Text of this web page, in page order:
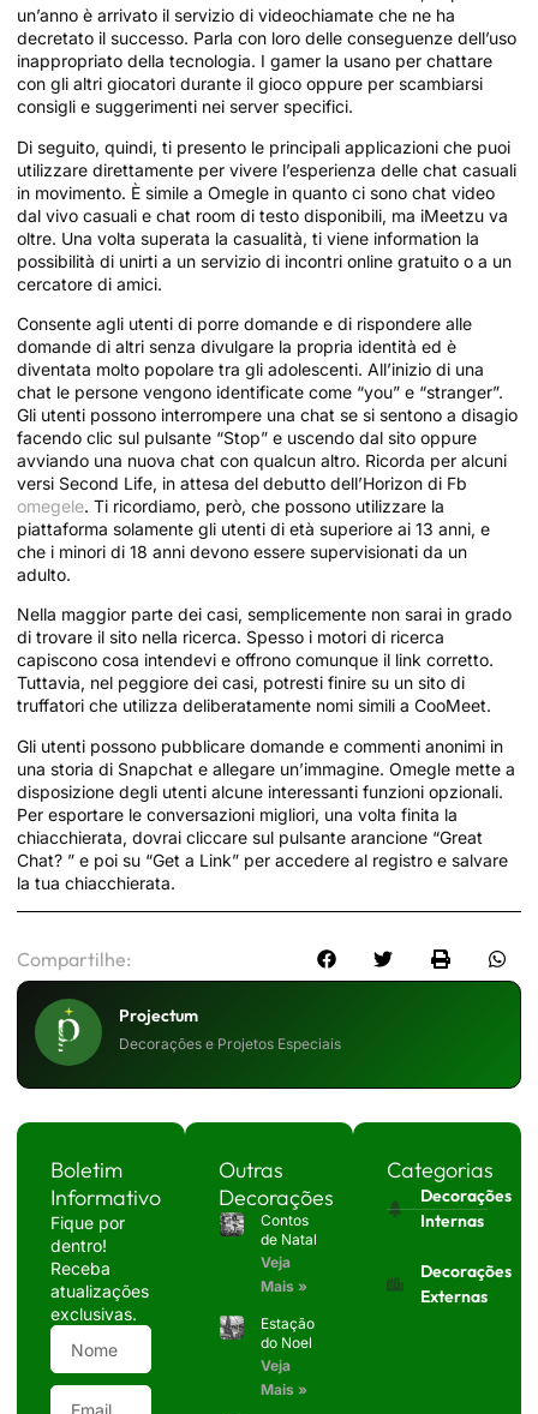
un’anno è arrivato il servizio di videochiamate che ne ha
decretato il successo. Parla con loro delle conseguenze dell’uso
inappropriato della tecnologia. I gamer la usano per chattare
con gli altri giocatori durante il gioco oppure per scambiarsi
consigli e suggerimenti nei server specifici.
Di seguito, quindi, ti presento le principali applicazioni che puoi
utilizzare direttamente per vivere l’esperienza delle chat casuali
in movimento. È simile a Omegle in quanto ci sono chat video
dal vivo casuali e chat room di testo disponibili, ma iMeetzu va
oltre. Una volta superata la casualità, ti viene information la
possibilità di unirti a un servizio di incontri online gratuito o a un
cercatore di amici.
Consente agli utenti di porre domande e di rispondere alle
domande di altri senza divulgare la propria identità ed è
diventata molto popolare tra gli adolescenti. All’inizio di una
chat le persone vengono identificate come “you” e “stranger”.
Gli utenti possono interrompere una chat se si sentono a disagio
facendo clic sul pulsante “Stop” e uscendo dal sito oppure
avviando una nuova chat con qualcun altro. Ricorda per alcuni
versi Second Life, in attesa del debutto dell’Horizon di Fb
omegele. Ti ricordiamo, però, che possono utilizzare la
piattaforma solamente gli utenti di età superiore ai 13 anni, e
che i minori di 18 anni devono essere supervisionati da un
adulto.
Nella maggior parte dei casi, semplicemente non sarai in grado
di trovare il sito nella ricerca. Spesso i motori di ricerca
capiscono cosa intendevi e offrono comunque il link corretto.
Tuttavia, nel peggiore dei casi, potresti finire su un sito di
truffatori che utilizza deliberatamente nomi simili a CooMeet.
Gli utenti possono pubblicare domande e commenti anonimi in
una storia di Snapchat e allegare un’immagine. Omegle mette a
disposizione degli utenti alcune interessanti funzioni opzionali.
Per esportare le conversazioni migliori, una volta finita la
chiacchierata, dovrai cliccare sul pulsante arancione “Great
Chat? ” e poi su “Get a Link” per accedere al registro e salvare
la tua chiacchierata.
Compartilhe:
Projectum
Decorações e Projetos Especiais
Boletim
Informativo
Fique por
dentro!
Receba
atualizações
exclusivas.
Outras
Decorações
Contos
de Natal
Veja
Mais »
Estação
do Noel
Veja
Mais »
Categorias
Decorações
Internas
Decorações
Externas